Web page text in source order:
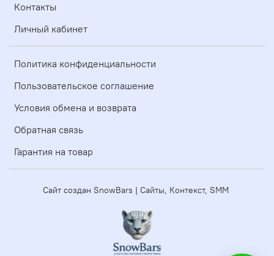
Контакты
Личный кабинет
Политика конфиденциальности
Пользовательское соглашение
Условия обмена и возврата
Обратная связь
Гарантия на товар
Сайт создан SnowBars | Сайты, Контекст, SMM